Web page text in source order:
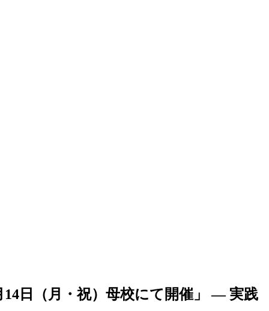
日（月・祝）母校にて開催」 — 実践